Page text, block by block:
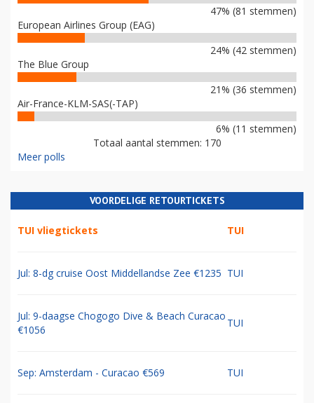
47% (81 stemmen)
European Airlines Group (EAG)
24% (42 stemmen)
The Blue Group
21% (36 stemmen)
Air-France-KLM-SAS(-TAP)
6% (11 stemmen)
Totaal aantal stemmen: 170
Meer polls
VOORDELIGE RETOURTICKETS
TUI vliegtickets TUI
Jul: 8-dg cruise Oost Middellandse Zee €1235 TUI
Jul: 9-daagse Chogogo Dive & Beach Curacao
€1056
TUI
Sep: Amsterdam - Curacao €569 TUI